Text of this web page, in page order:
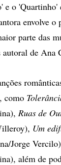
e o 'Quartinho'
envolve
parte das
de Ana
como
Ruas de
Um
Jorge
além de